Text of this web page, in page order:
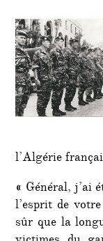
l’Algérie
« Général, j’ai
l’esprit de
sûr que la